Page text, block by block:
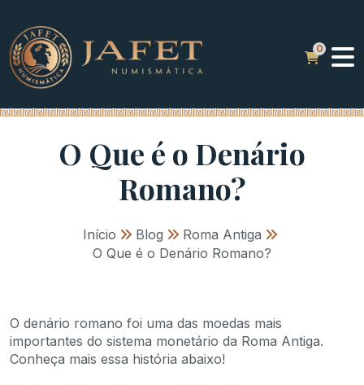
O Que é o Denário
Romano?
Início » Blog » Roma Antiga »
O Que é o Denário Romano?
O denário romano foi uma das moedas mais
importantes do sistema monetário da Roma Antiga.
Conheça mais essa história abaixo!